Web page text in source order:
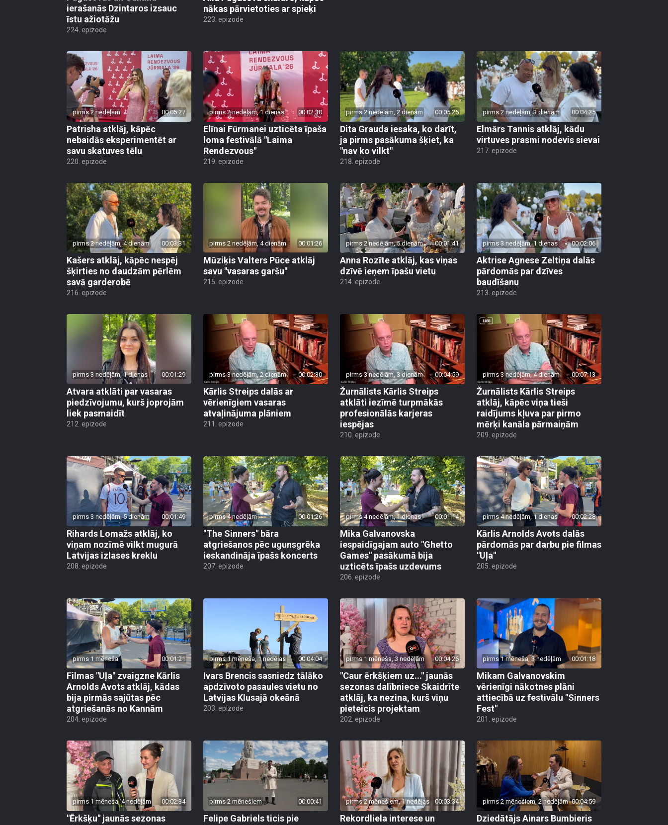
ierašanās Dzintaros izsauc
īstu ažiotāžu
224. epizode
nākas pārvietoties ar spieķi
223. epizode
pirms 2 nedēļām 00:05:27
Patrisha atklāj, kāpēc
nebaidās eksperimentēt ar
savu skatuves tēlu
220. epizode
pirms 2 nedēļām, 1 dienas 00:02:30
Elīnai Fūrmanei uzticēta īpaša
loma festivālā "Laima
Rendezvous"
219. epizode
pirms 2 nedēļām, 2 dienām 00:05:25
Dita Grauda iesaka, ko darīt,
ja pirms pasākuma šķiet, ka
"nav ko vilkt"
218. epizode
pirms 2 nedēļām, 3 dienām 00:04:25
Elmārs Tannis atklāj, kādu
virtuves prasmi nodevis sievai
217. epizode
pirms 2 nedēļām, 4 dienām 00:03:31
Kašers atklāj, kāpēc nespēj
šķirties no daudzām pērlēm
savā garderobē
216. epizode
pirms 2 nedēļām, 4 dienām 00:01:26
Mūziķis Valters Pūce atklāj
savu "vasaras garšu"
215. epizode
pirms 2 nedēļām, 5 dienām 00:01:41
Anna Rozīte atklāj, kas viņas
dzīvē ieņem īpašu vietu
214. epizode
pirms 3 nedēļām, 1 dienas 00:02:06
Aktrise Agnese Zeltiņa dalās
pārdomās par dzīves
baudīšanu
213. epizode
pirms 3 nedēļām, 1 dienas 00:01:29
Atvara atklāti par vasaras
piedzīvojumu, kurš joprojām
liek pasmaidīt
212. epizode
pirms 3 nedēļām, 2 dienām 00:02:30
Kārlis Streips dalās ar
vērienīgiem vasaras
atvaļinājuma plāniem
211. epizode
pirms 3 nedēļām, 3 dienām 00:04:59
Žurnālists Kārlis Streips
atklāti iezīmē turpmākās
profesionālās karjeras
iespējas
210. epizode
pirms 3 nedēļām, 4 dienām 00:07:13
Žurnālists Kārlis Streips
atklāj, kāpēc viņa tieši
raidījums kļuva par pirmo
mērķi kanāla pārmaiņām
209. epizode
pirms 3 nedēļām, 5 dienām 00:01:49
Rihards Lomažs atklāj, ko
viņam nozīmē vilkt mugurā
Latvijas izlases kreklu
208. epizode
pirms 4 nedēļām 00:01:26
"The Sinners" bāra
atgriešanos pēc ugunsgrēka
ieskandināja īpašs koncerts
207. epizode
pirms 4 nedēļām, 1 dienas 00:01:14
Mika Galvanovska
iespaidīgajam auto "Ghetto
Games" pasākumā bija
uzticēts īpašs uzdevums
206. epizode
pirms 4 nedēļām, 1 dienas 00:02:28
Kārlis Arnolds Avots dalās
pārdomās par darbu pie filmas
"Uļa"
205. epizode
pirms 1 mēneša 00:01:21
Filmas "Uļa" zvaigzne Kārlis
Arnolds Avots atklāj, kādas
bija pirmās sajūtas pēc
atgriešanās no Kannām
204. epizode
pirms 1 mēneša, 1 nedēļas 00:04:04
Ivars Brencis sasniedz tālāko
apdzīvoto pasaules vietu no
Latvijas Klusajā okeānā
203. epizode
pirms 1 mēneša, 3 nedēļām 00:04:26
"Caur ērkšķiem uz..." jaunās
sezonas dalībniece Skaidrīte
atklāj, ka nezina, kurš viņu
pieteicis projektam
202. epizode
pirms 1 mēneša, 3 nedēļām 00:01:18
Mikam Galvanovskim
vērienīgi nākotnes plāni
attiecībā uz festivālu "Sinners
Fest"
201. epizode
pirms 1 mēneša, 4 nedēļām 00:02:34
"Ērkšķu" jaunās sezonas
pirms 2 mēnešiem 00:00:41
Felipe Gabriels ticis pie
pirms 2 mēnešiem, 1 nedēļas 00:03:34
Rekordliela interese un
pirms 2 mēnešiem, 2 nedēļām 00:04:59
Dziedātājs Ainars Bumbieris